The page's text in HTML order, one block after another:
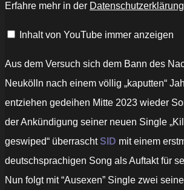
anzeigen
Erfahre mehr in der
Inhalt von YouTube immer anzeigen
Aus dem Versuch sich dem Bann des
Neukölln nach einem völlig „kaputten“
entziehen gedeihen Mitte 2023 wieder
der Ankündigung seiner neuen Single
geswiped“ überraschtSID mit einem
deutschsprachigen Song als Auftakt für
Nun folgt mit “Ausexen” Single zwei